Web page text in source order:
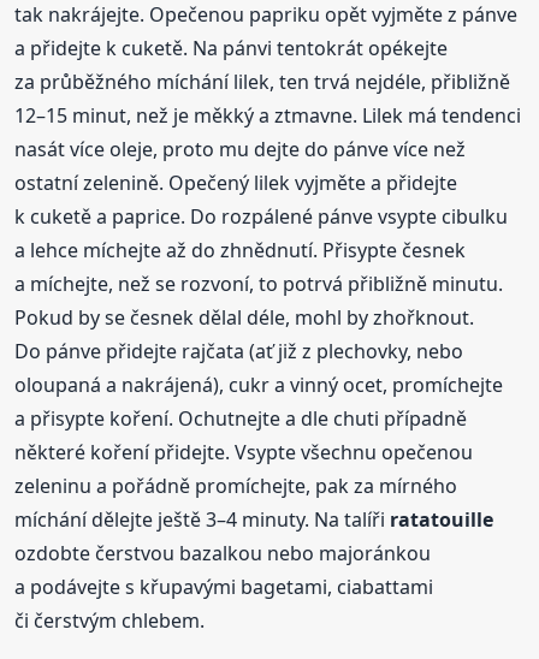
tak nakrájejte. Opečenou papriku opět vyjměte z pánve
a přidejte k cuketě. Na pánvi tentokrát opékejte
za průběžného míchání lilek, ten trvá nejdéle, přibližně
12–15 minut, než je měkký a ztmavne. Lilek má tendenci
nasát více oleje, proto mu dejte do pánve více než
ostatní zelenině. Opečený lilek vyjměte a přidejte
k cuketě a paprice. Do rozpálené pánve vsypte cibulku
a lehce míchejte až do zhnědnutí. Přisypte česnek
a míchejte, než se rozvoní, to potrvá přibližně minutu.
Pokud by se česnek dělal déle, mohl by zhořknout.
Do pánve přidejte rajčata (ať již z plechovky, nebo
oloupaná a nakrájená), cukr a vinný ocet, promíchejte
a přisypte koření. Ochutnejte a dle chuti případně
některé koření přidejte. Vsypte všechnu opečenou
zeleninu a pořádně promíchejte, pak za mírného
míchání dělejte ještě 3–4 minuty. Na talíři ratatouille
ozdobte čerstvou bazalkou nebo majoránkou
a podávejte s křupavými bagetami, ciabattami
či čerstvým chlebem.